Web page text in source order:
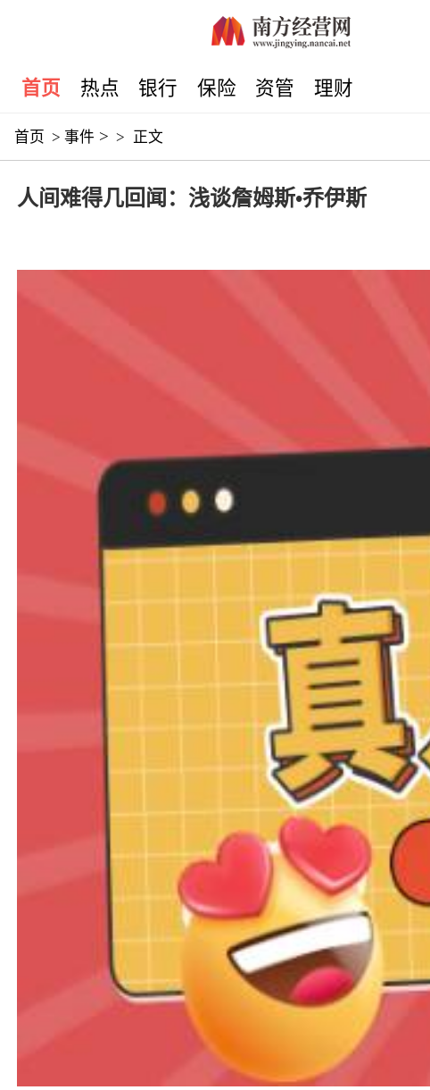
首页 热点 银行 保险 资管 理财
首页 > 事件 > > 正文
人间难得几回闻：浅谈詹姆斯•乔伊斯